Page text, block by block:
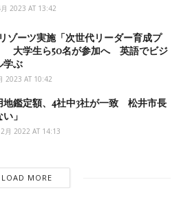
2023 AT 13:42
ゾーツ実施「次世代リーダー育成プ
大学生ら50名が参加へ 英語でビジ
学ぶ
2023 AT 10:42
地鑑定額、4社中3社が一致 松井市長
」
月 2022 AT 14:13
LOAD MORE